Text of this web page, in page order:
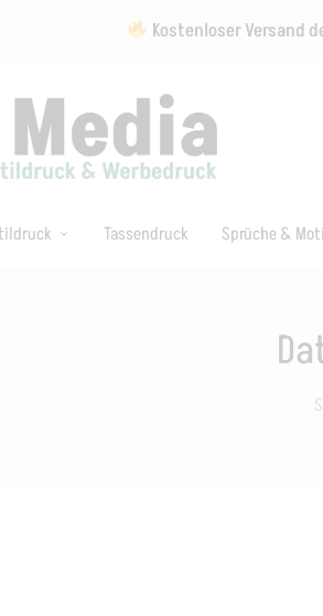
Kostenloser Versand
Tassendruck Sprüche &